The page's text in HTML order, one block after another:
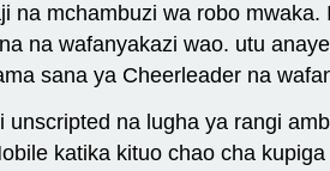
na mchambuzi wa robo
na wafanyakazi wao. utu
sana ya Cheerleader na
unscripted na lugha ya rangi
katika kituo chao cha